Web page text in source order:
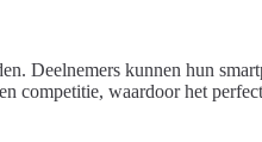
Deelnemers kunnen hun
competitie, waardoor het